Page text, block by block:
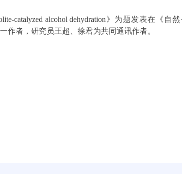
catalyzed alcohol dehydration》为题发表在《自
作者，研究员王超、徐君为共同通讯作者。